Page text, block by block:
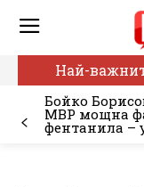
Най-
Бойко
МВР мощна
фентанила –